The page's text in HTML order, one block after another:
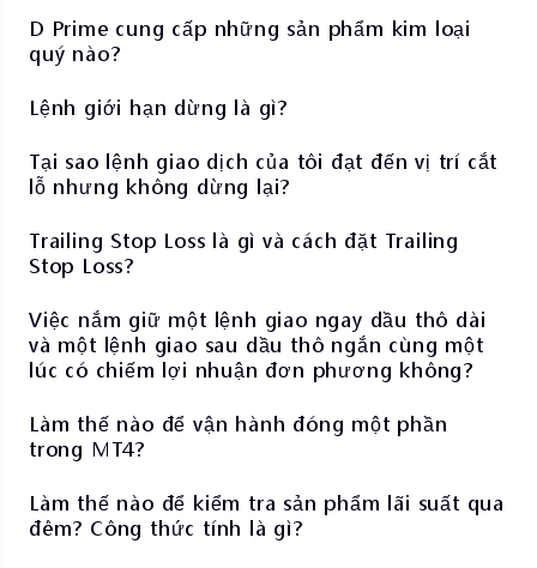
D Prime cung cấp những sản phẩm kim loại
quý nào?
Lệnh giới hạn dừng là gì?
Tại sao lệnh giao dịch của tôi đạt đến vị trí cắt
lỗ nhưng không dừng lại?
Trailing Stop Loss là gì và cách đặt Trailing
Stop Loss?
Việc nắm giữ một lệnh giao ngay dầu thô dài
và một lệnh giao sau dầu thô ngắn cùng một
lúc có chiếm lợi nhuận đơn phương không?
Làm thế nào để vận hành đóng một phần
trong MT4?
Làm thế nào để kiểm tra sản phẩm lãi suất qua
đêm? Công thức tính là gì?